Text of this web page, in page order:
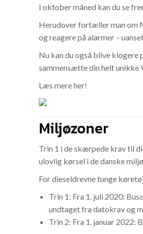
I oktober måned kan du se
Herudover fortæller man om
og reagere på alarmer –
Nu kan du også blive klogere
sammensætte din helt unikke
Læs mere her!
Miljøzoner
Trin 1 i de skærpede krav til
ulovlig kørsel i de danske
For dieseldrevne tunge
Trin 1: Fra 1. juli 2020:
undtaget fra datokrav og
Trin 2: Fra 1. januar 2022: